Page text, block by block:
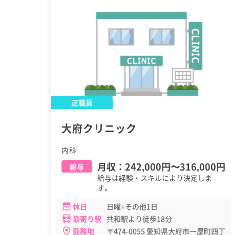
正職員
大府クリニック
内科
給与
月収： 242,000円〜316,000円
給与は経験・スキルにより決定しま
す。
休日
日曜+その他1日
最寄り駅 共和駅より徒歩18分
勤務地
〒474-0055 愛知県大府市一屋町四丁